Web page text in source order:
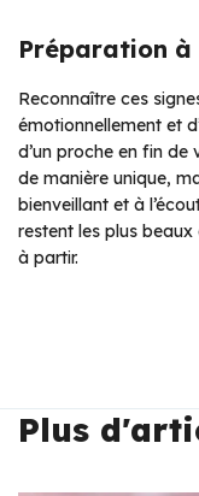
Préparation à
Reconnaître ces
émotionnellement et
d’un proche en fin de
de manière unique,
bienveillant et à
restent les plus
à partir.
Plus